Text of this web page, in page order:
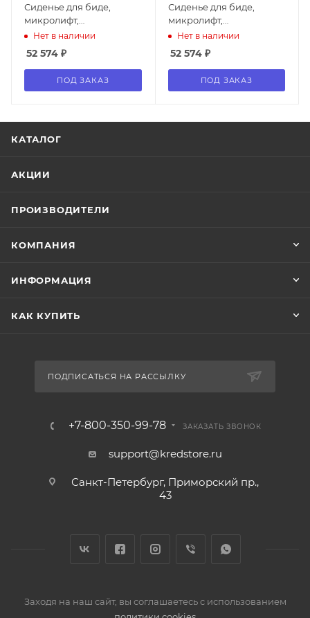
Сиденье для биде,
микролифт,
лакированное, цвет:
Нет в наличии
52 574 ₽
ПОД ЗАКАЗ
Сиденье для биде,
микролифт,
лакированное, цвет:
Нет в наличии
52 574₽
ПОД ЗАКАЗ
КАТАЛОГ
АКЦИИ
ПРОИЗВОДИТЕЛИ
КОМПАНИЯ
ИНФОРМАЦИЯ
КАК КУПИТЬ
ПОДПИСАТЬСЯ НА РАССЫЛКУ
+7-800-350-99-78 ЗАКАЗАТЬ ЗВОНОК
support@kredstore.ru
Санкт-Петербург, Приморский пр.,
43
Заходя на наш сайт, вы соглашаетесь с использованием